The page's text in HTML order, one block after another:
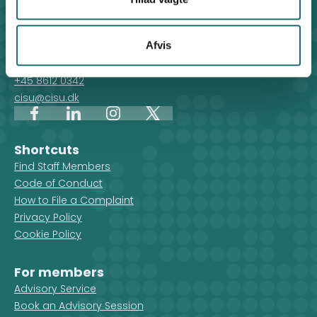
Afvis
Contact
For general enquiries, you can reach the secretariat on
weekdays from 10 am till 2 pm at:
+45 8612 0342
cisu@cisu.dk
FacebookLinkedInInstagram
X
Shortcuts
Find Staff Members
Code of Conduct
How to File a Complaint
Privacy Policy
Cookie Policy
For members
Advisory Service
Book an Advisory Session